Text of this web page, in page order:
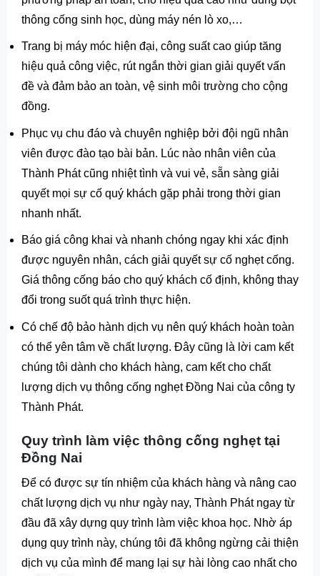
thông cống sinh học, dùng máy nén lò xo,…
Trang bị máy móc hiện đại, công suất cao giúp tăng
hiệu quả công việc, rút ngắn thời gian giải quyết vấn
đề và đảm bảo an toàn, vệ sinh môi trường cho cộng
đồng.
Phục vụ chu đáo và chuyên nghiệp bởi đội ngũ nhân
viên được đào tạo bài bản. Lúc nào nhân viên của
Thành Phát cũng nhiệt tình và vui vẻ, sẵn sàng giải
quyết mọi sự cố quý khách gặp phải trong thời gian
nhanh nhất.
Báo giá công khai và nhanh chóng ngay khi xác định
được nguyên nhân, cách giải quyết sự cố nghẹt cống.
Giá thông cống báo cho quý khách cố định, không thay
đổi trong suốt quá trình thực hiện.
Có chế độ bảo hành dịch vụ nên quý khách hoàn toàn
có thể yên tâm về chất lượng. Đây cũng là lời cam kết
chúng tôi dành cho khách hàng, cam kết cho chất
lượng dịch vụ thông cống nghẹt Đồng Nai của công ty
Thành Phát.
Quy trình làm việc thông cống nghẹt tại
Đồng Nai
Để có được sự tín nhiệm của khách hàng và nâng cao
chất lượng dịch vụ như ngày nay, Thành Phát ngay từ
đầu đã xây dựng quy trình làm việc khoa học. Nhờ áp
dụng quy trình này, chúng tôi đã không ngừng cải thiện
dịch vụ của mình để mang lại sự hài lòng cao nhất cho